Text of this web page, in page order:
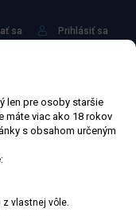
Prihlásiť sa
sa
v 23
len pre osoby staršie
máte viac ako 18 rokov
s obsahom určeným
z vlastnej vôle.